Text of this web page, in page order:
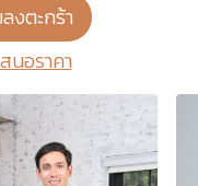
งตะกร้า
นอราคา